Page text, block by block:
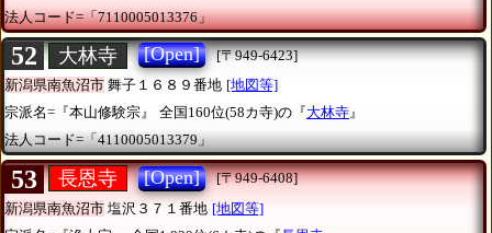
法人コード=「7110005013376」
52 大林寺 [Open]
[〒949-6423]
新潟県南魚沼市 舞子１６８９番地 [地図等]
宗派名=『本山修験宗』
全国160位(58カ寺)の『大林寺』
法人コード=「4110005013379」
53 長恩寺 [Open]
[〒949-6408]
新潟県南魚沼市 塩沢３７１番地 [地図等]